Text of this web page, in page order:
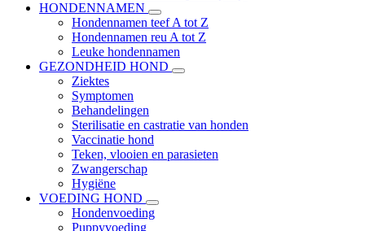
HONDENNAMEN
Hondennamen teef A tot Z
Hondennamen reu A tot Z
Leuke hondennamen
GEZONDHEID HOND
Ziektes
Symptomen
Behandelingen
Sterilisatie en castratie van honden
Vaccinatie hond
Teken, vlooien en parasieten
Zwangerschap
Hygiëne
VOEDING HOND
Hondenvoeding
Puppyvoeding